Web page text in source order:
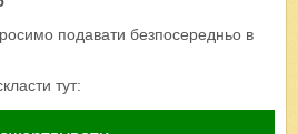
подавати безпосередньо в
тут: